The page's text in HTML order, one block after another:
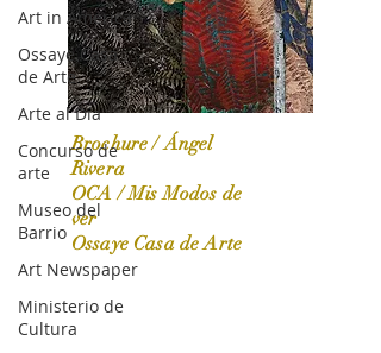
Art in America
Ossaye Casa
de Arte
Arte al Día
Concurso de
arte
Museo del
Barrio
Art Newspaper
Ministerio de
Cultura
OCA|News 31 / Marzo-Abril / 2024
Brochure / Ángel
Rivera
OCA / Mis Modos de
ver
Ossaye Casa de Arte